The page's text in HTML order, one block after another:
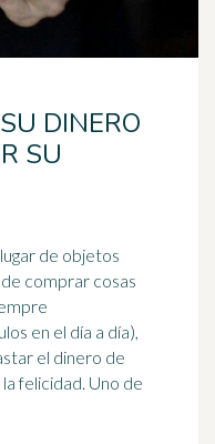
DINERO
SU
de objetos
comprar cosas
en el día a día),
el dinero de
Uno de